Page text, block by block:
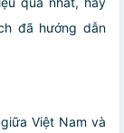
đã hướng dẫn
Việt Nam và